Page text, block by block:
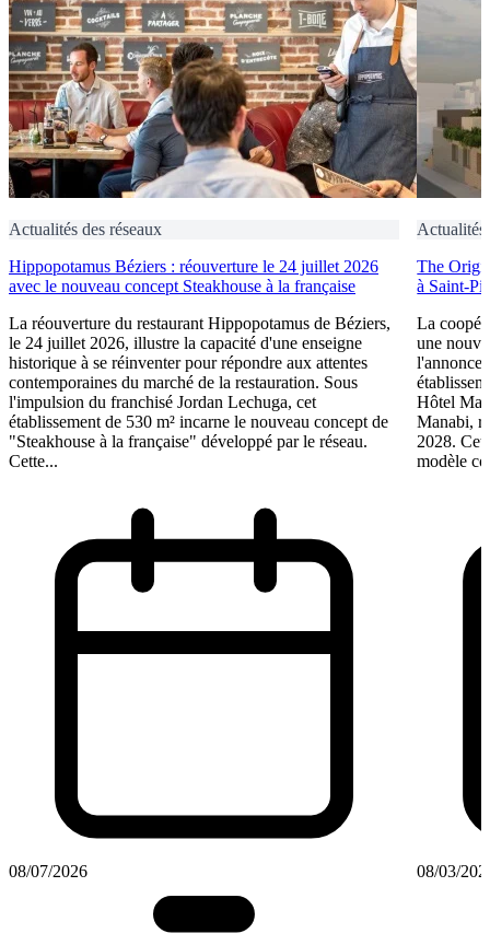
Actualités des réseaux
Hippopotamus Béziers : réouverture le 24 juillet 2026
avec le nouveau concept Steakhouse à la française
La réouverture du restaurant Hippopotamus de Béziers,
le 24 juillet 2026, illustre la capacité d'une enseigne
historique à se réinventer pour répondre aux attentes
contemporaines du marché de la restauration. Sous
l'impulsion du franchisé Jordan Lechuga, cet
établissement de 530 m² incarne le nouveau concept de
"Steakhouse à la française" développé par le réseau.
Cette...
08/07/2026
Actualités
The
à Saint-
La
une
l'annonce
Hôtel
Manabi,
2028.
modèle
08/03/